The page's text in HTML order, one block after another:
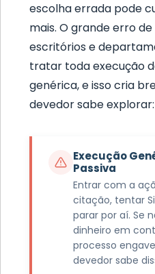
escolha errada pode
mais. O grande erro
escritórios e
tratar toda execução
genérica, e isso cria
devedor sabe explorar:
Execução
Passiva
Entrar com a
citação, tentar
parar por aí. Se
dinheiro em
processo
devedor sabe